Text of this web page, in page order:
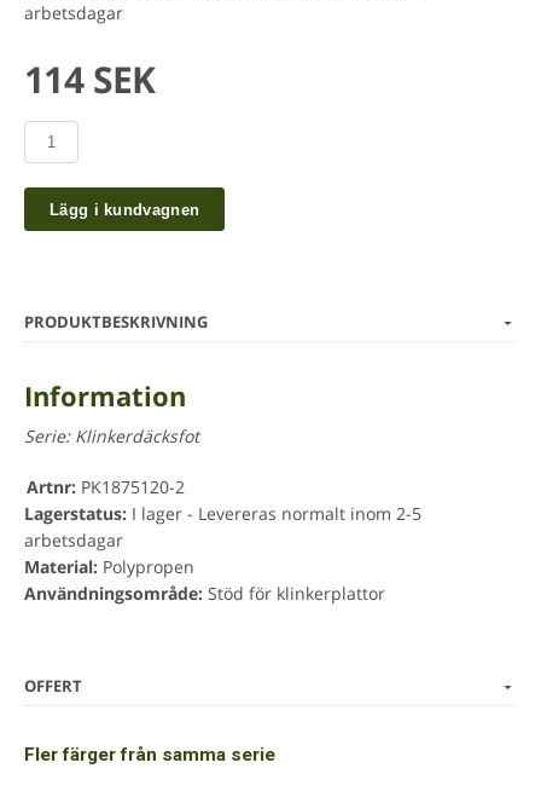
arbetsdagar
114 SEK
Lägg i kundvagnen
PRODUKTBESKRIVNING
Information
Serie: Klinkerdäcksfot
Artnr: PK1875120-2
Lagerstatus: I lager - Levereras normalt inom 2-5
arbetsdagar
Material: Polypropen
Användningsområde: Stöd för klinkerplattor
OFFERT
Fler färger från samma serie